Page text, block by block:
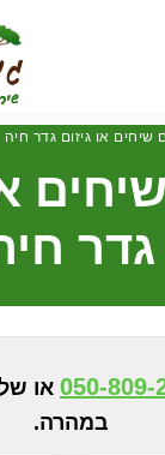
שיחים או גיזום גדר חיה
גדר
050-809- או
במהרה.